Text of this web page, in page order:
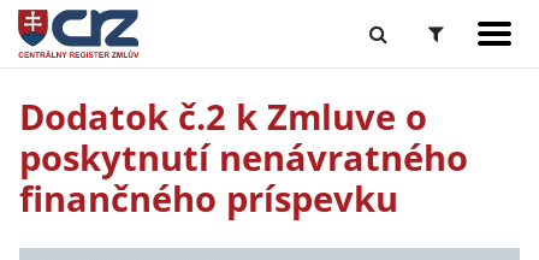
Dodatok č.2 k Zmluve o
poskytnutí nenávratného
finančného príspevku